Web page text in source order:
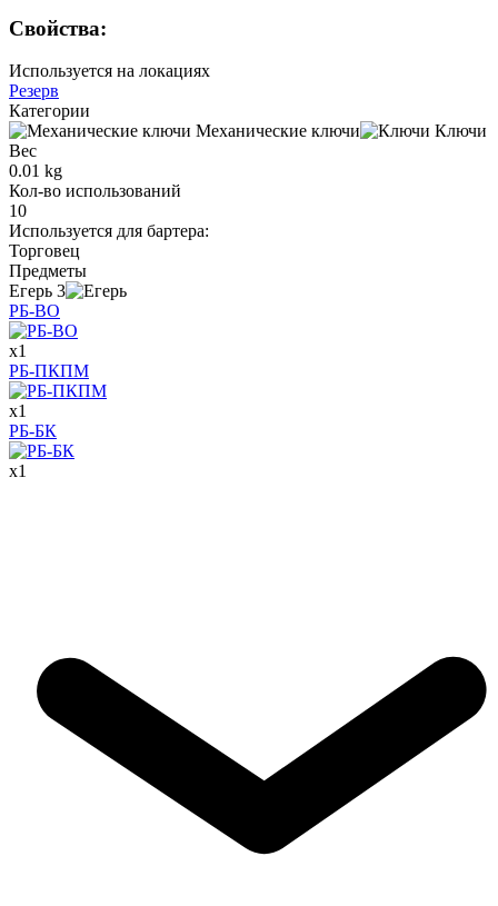
Свойства:
Используется на локациях
Резерв
Категории
Механические ключи
Ключи
Вес
0.01 kg
Кол-во использований
10
Используется для бартера:
Торговец
Предметы
Егерь 3
РБ-ВО
x1
РБ-ПКПМ
x1
РБ-БК
x1